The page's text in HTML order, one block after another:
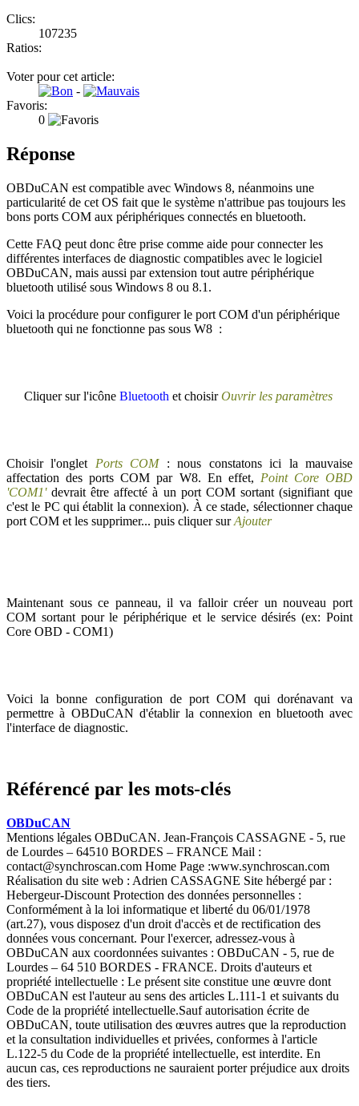
Clics:
107235
Ratios:
Voter pour cet article:
-
Favoris:
0
Réponse
OBDuCAN est compatible avec Windows 8, néanmoins une
particularité de cet OS fait que le système n'attribue pas toujours les
bons ports COM aux périphériques connectés en bluetooth.
Cette FAQ peut donc être prise comme aide pour connecter les
différentes interfaces de diagnostic compatibles avec le logiciel
OBDuCAN, mais aussi par extension tout autre périphérique
bluetooth utilisé sous Windows 8 ou 8.1.
Voici la procédure pour configurer le port COM d'un périphérique
bluetooth qui ne fonctionne pas sous W8 :
Cliquer sur l'icône Bluetooth et choisirOuvrir les paramètres
Choisir l'onglet Ports COM: nous constatons ici la mauvaise
affectation des ports COM par W8. En effet, Point Core OBD
'COM1' devrait être affecté à un port COM sortant (signifiant que
c'est le PC qui établit la connexion). À ce stade, sélectionner chaque
port COM et les supprimer... puis cliquer surAjouter
Maintenant sous ce panneau, il va falloir créer un nouveau port
COM sortant pour le périphérique et le service désirés (ex: Point
Core OBD - COM1)
Voici la bonne configuration de port COM qui dorénavant va
permettre à OBDuCAN d'établir la connexion en bluetooth avec
l'interface de diagnostic.
Référencé par les mots-clés
OBDuCAN
Mentions légales OBDuCAN. Jean-François CASSAGNE - 5, rue
de Lourdes – 64510 BORDES – FRANCE Mail :
contact@synchroscan.com Home Page :www.synchroscan.com
Réalisation du site web : Adrien CASSAGNE Site hébergé par :
Hebergeur-Discount Protection des données personnelles :
Conformément à la loi informatique et liberté du 06/01/1978
(art.27), vous disposez d'un droit d'accès et de rectification des
données vous concernant. Pour l'exercer, adressez-vous à
OBDuCAN aux coordonnées suivantes : OBDuCAN - 5, rue de
Lourdes – 64 510 BORDES - FRANCE. Droits d'auteurs et
propriété intellectuelle : Le présent site constitue une œuvre dont
OBDuCAN est l'auteur au sens des articles L.111-1 et suivants du
Code de la propriété intellectuelle.Sauf autorisation écrite de
OBDuCAN, toute utilisation des œuvres autres que la reproduction
et la consultation individuelles et privées, conformes à l'article
L.122-5 du Code de la propriété intellectuelle, est interdite. En
aucun cas, ces reproductions ne sauraient porter préjudice aux droits
des tiers.